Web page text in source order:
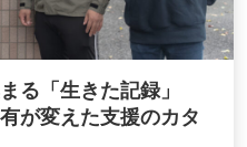
る「生きた記録」
が変えた支援のカタ